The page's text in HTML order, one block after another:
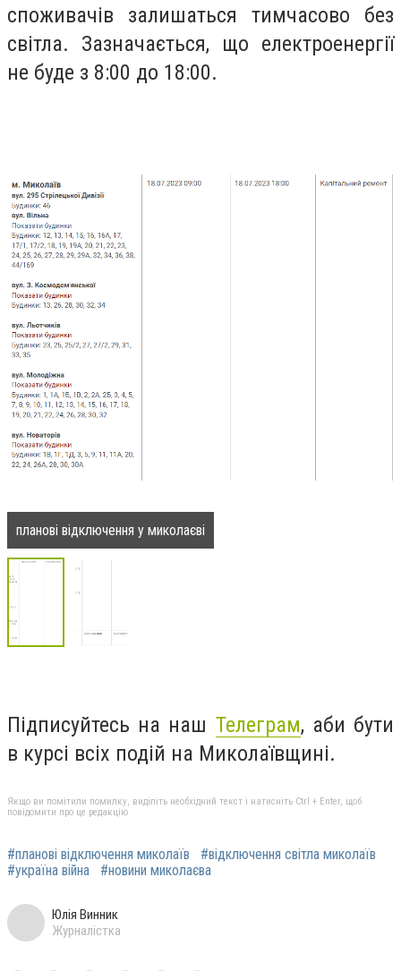
споживачів залишаться тимчасово без
світла. Зазначається, що електроенергії
не буде з 8:00 до 18:00.
планові відключення у миколаєві
Підписуйтесь на наш Телеграм, аби бути
в курсі всіх подій на Миколаївщині.
Якщо ви помітили помилку, виділіть необхідний текст і натисніть Ctrl + Enter, щоб
повідомити про це редакцію
#планові відключення миколаїв
#відключення світла миколаїв
#україна війна
#новини миколаєва
Юлія Винник
Журналістка